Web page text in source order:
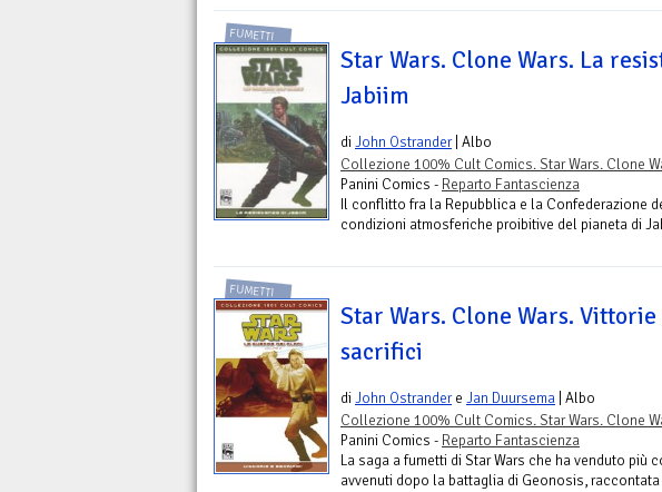
FUMETTI
Star Wars. Clone Wars. La
Jabiim
diJohn Ostrander| Albo
Collezione 100% Cult Comics. Star Wars. Clone
Panini Comics - Reparto Fantascienza
Il conflitto fra la Repubblica e la Confederazione
condizioni atmosferiche proibitive del pianeta di
FUMETTI
Star Wars. Clone Wars. Vittorie
sacrifici
diJohn Ostrandere Jan Duursema | Albo
Collezione 100% Cult Comics. Star Wars. Clone
Panini Comics - Reparto Fantascienza
La saga a fumetti di Star Wars che ha venduto
avvenuti dopo la battaglia di Geonosis, raccontata